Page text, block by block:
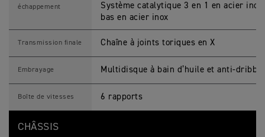
échappement
Système catalytique 3 en 1 en acier
bas en acier inox
Transmission finale Chaîne à joints toriques en X
Embrayage Multidisque à bain d’huile et anti-
Boîte de vitesses 6 rapports
CHÂSSIS